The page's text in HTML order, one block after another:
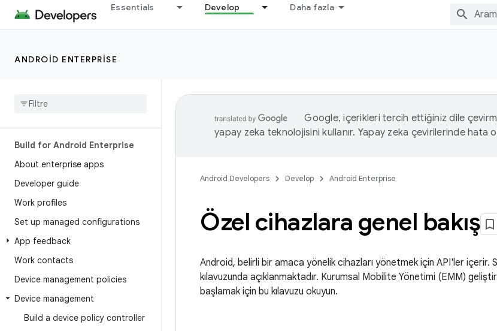
Essentials Develop Daha fazla
ANDROID ENTERPRISE
Build for Android Enterprise
About enterprise apps
Developer guide
Work profiles
Set up managed configurations
App feedback
Work contacts
Device management policies
Device management
Build a device policy controller
Google, içerikleri tercih ettiğiniz dile
yapay zeka teknolojisini kullanır. Yapay zeka çevirilerinde hata
Android Developers Develop Android Enterprise
Özel cihazlara genel bakış
Android, belirli bir amaca yönelik cihazları yönetmek için API'ler içerir.
kılavuzunda açıklanmaktadır. Kurumsal Mobilite Yönetimi (EMM)
başlamak için bu kılavuzu okuyun.